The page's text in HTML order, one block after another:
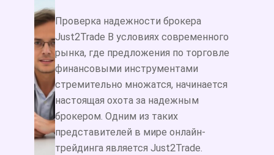
Проверка надежности брокера
Just2Trade В условиях современного
рынка, где предложения по торговле
финансовыми инструментами
стремительно множатся, начинается
настоящая охота за надежным
брокером. Одним из таких
представителей в мире онлайн-
трейдинга является Just2Trade.